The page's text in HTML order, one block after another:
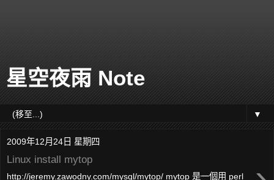
星空夜雨 Note
▼
2009年12月24日 星期四
Linux install mytop
http://jeremy.zawodny.com/mysql/mytop/ mytop 是一個用 perl